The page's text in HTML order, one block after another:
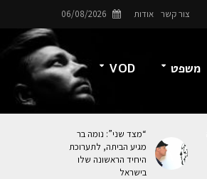
צור קשר אודות 06/08/2026
משפט VOD
“מצד שני”: נומה בר
מגיע הביתה, לתערוכת
היחיד הראשונה שלו
בישראל